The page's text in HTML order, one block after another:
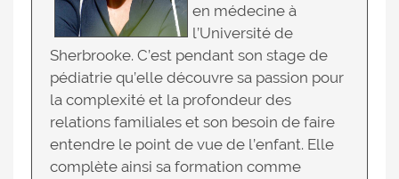
en médecine à
l’Université de
Sherbrooke. C’est pendant son stage de
pédiatrie qu’elle découvre sa passion pour
la complexité et la profondeur des
relations familiales et son besoin de faire
entendre le point de vue de l’enfant. Elle
complète ainsi sa formation comme